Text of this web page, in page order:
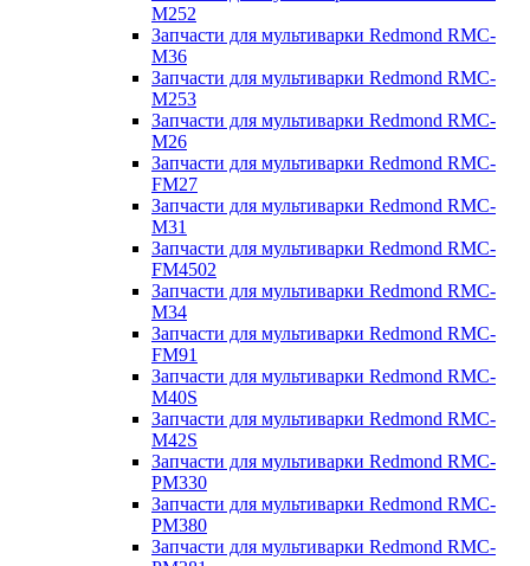
M252
Запчасти для мультиварки Redmond RMC-
M36
Запчасти для мультиварки Redmond RMC-
M253
Запчасти для мультиварки Redmond RMC-
M26
Запчасти для мультиварки Redmond RMC-
FM27
Запчасти для мультиварки Redmond RMC-
M31
Запчасти для мультиварки Redmond RMC-
FM4502
Запчасти для мультиварки Redmond RMC-
M34
Запчасти для мультиварки Redmond RMC-
FM91
Запчасти для мультиварки Redmond RMC-
M40S
Запчасти для мультиварки Redmond RMC-
M42S
Запчасти для мультиварки Redmond RMC-
PM330
Запчасти для мультиварки Redmond RMC-
PM380
Запчасти для мультиварки Redmond RMC-